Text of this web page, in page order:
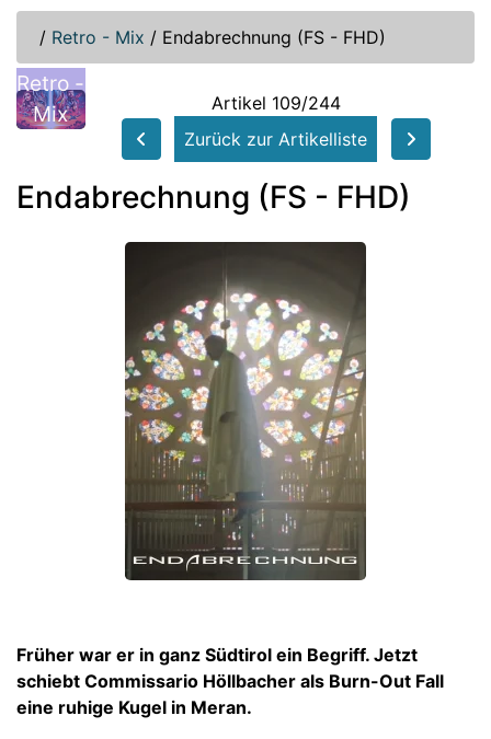
/ Retro - Mix / Endabrechnung (FS - FHD)
Retro -
Mix
Artikel 109/244
Zurück zur Artikelliste
Endabrechnung (FS - FHD)
Früher war er in ganz Südtirol ein Begriff. Jetzt
schiebt Commissario Höllbacher als Burn-Out Fall
eine ruhige Kugel in Meran.